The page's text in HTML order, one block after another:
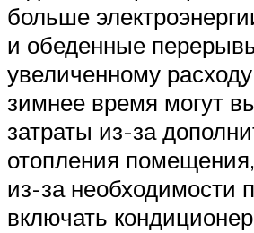
больше
и обеденные
увеличенному
зимнее время могут
затраты из-за
отопления
из-за необходимости
включать